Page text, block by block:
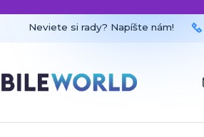
Neviete si rady? Napíšte nám!